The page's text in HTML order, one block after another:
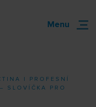
Menu
| PROFESNÍ
SLOVÍČKA PRO